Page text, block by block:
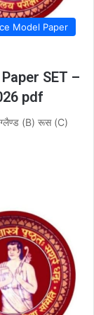
Model Paper
SET –
pdf
(B) रूस (C)